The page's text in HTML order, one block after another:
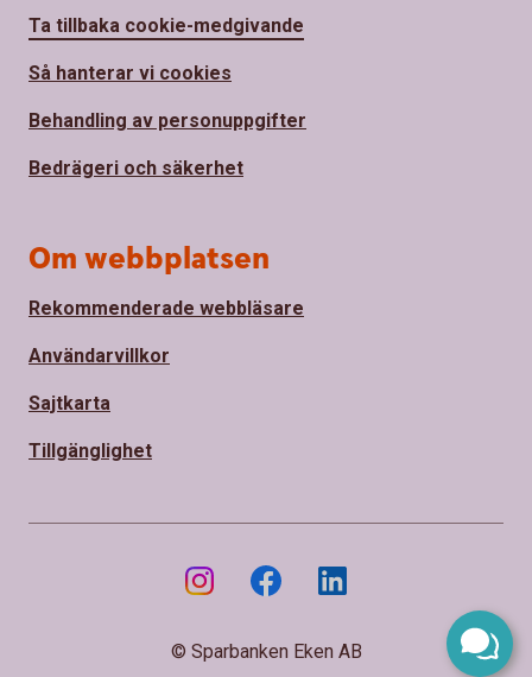
Ta tillbaka cookie-medgivande
Så hanterar vi cookies
Behandling av personuppgifter
Bedrägeri och säkerhet
Om webbplatsen
Rekommenderade webbläsare
Användarvillkor
Sajtkarta
Tillgänglighet
© Sparbanken Eken AB